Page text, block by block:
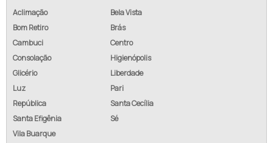
EXTRATO OLEOSO DE URUCUM FABRICANTE
EXTRATO OLEOSO DE URUCUM INDÚSTRIA
EXTRATO OLEOSO DE URUCUM ONDE COMPRAR
EXTRATO OLEOSO DE URUCUM ONDE ENCONTRAR
EXTRATO OLEOSO DE URUCUM ORÇAMENTO
Aclimação
Bela Vista
Bom Retiro
Brás
Cambuci
Centro
Consolação
Higienópolis
Glicério
Liberdade
Luz
Pari
República
Santa Cecília
Santa Efigênia
Sé
Vila Buarque